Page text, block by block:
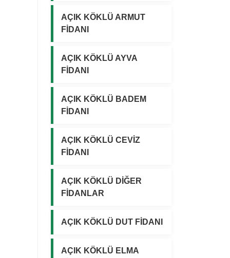
y
a
:
3
0
0
.
y
:
0
.
AÇIK KÖKLÜ ARMUT
FİDANI
AÇIK KÖKLÜ AYVA
FİDANI
AÇIK KÖKLÜ BADEM
FİDANI
AÇIK KÖKLÜ CEVİZ
FİDANI
AÇIK KÖKLÜ DİĞER
FİDANLAR
AÇIK KÖKLÜ DUT FİDANI
AÇIK KÖKLÜ ELMA